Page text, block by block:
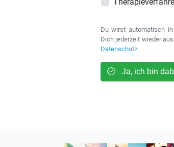
Du wirst automatisch
Dich jederzeit wieder
Datenschutz.
Ja, ich bin